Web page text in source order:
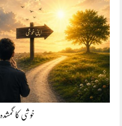
خوشی کا گمشدہ